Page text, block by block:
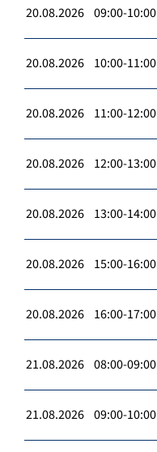
20.08.2026 09:00-10:00
20.08.2026 10:00-11:00
20.08.2026 11:00-12:00
20.08.2026 12:00-13:00
20.08.2026 13:00-14:00
20.08.2026 15:00-16:00
20.08.2026 16:00-17:00
21.08.2026 08:00-09:00
21.08.2026 09:00-10:00